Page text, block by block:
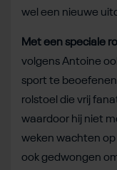
wel een nieuwe
Met een speciale
volgens Antoine
sport te
rolstoel die vrij
waardoor hij niet
weken wachten
ook gedwongen